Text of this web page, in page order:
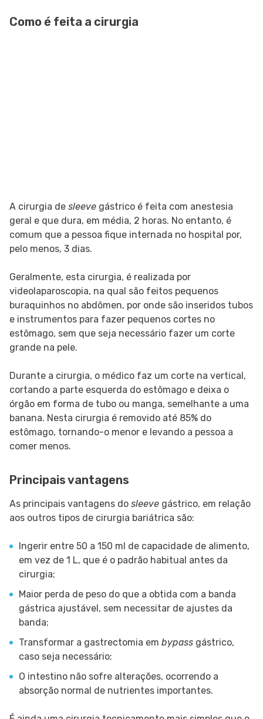
Como é feita a cirurgia
A cirurgia de sleeve gástrico é feita com anestesia
geral e que dura, em média, 2 horas. No entanto, é
comum que a pessoa fique internada no hospital por,
pelo menos, 3 dias.
Geralmente, esta cirurgia, é realizada por
videolaparoscopia, na qual são feitos pequenos
buraquinhos no abdômen, por onde são inseridos tubos
e instrumentos para fazer pequenos cortes no
estômago, sem que seja necessário fazer um corte
grande na pele.
Durante a cirurgia, o médico faz um corte na vertical,
cortando a parte esquerda do estômago e deixa o
órgão em forma de tubo ou manga, semelhante a uma
banana. Nesta cirurgia é removido até 85% do
estômago, tornando-o menor e levando a pessoa a
comer menos.
Principais vantagens
As principais vantagens do sleeve gástrico, em relação
aos outros tipos de cirurgia bariátrica são:
Ingerir entre 50 a 150 ml de capacidade de alimento,
em vez de 1 L, que é o padrão habitual antes da
cirurgia;
Maior perda de peso do que a obtida com a banda
gástrica ajustável, sem necessitar de ajustes da
banda;
Transformar a gastrectomia em bypass gástrico,
caso seja necessário;
O intestino não sofre alterações, ocorrendo a
absorção normal de nutrientes importantes.